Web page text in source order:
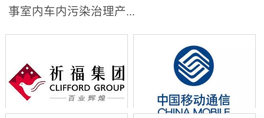
事室内车内污染治理产...